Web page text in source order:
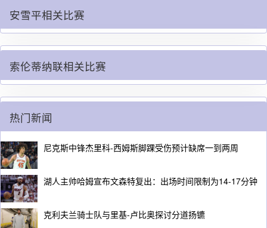
安雪平相关比赛
索伦蒂纳联相关比赛
热门新闻
尼克斯中锋杰里科-西姆斯脚踝受伤预计缺席一到两周
湖人主帅哈姆宣布文森特复出：出场时间限制为14-17分钟
克利夫兰骑士队与里基-卢比奥探讨分道扬镳